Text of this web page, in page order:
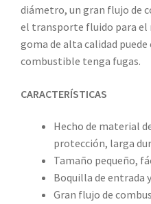
diámetro, un gran flujo de
el transporte fluido para el
goma de alta calidad
combustible tenga fugas.
CARACTERÍSTICAS
Hecho de material
protección, larga
Tamaño pequeño,
Boquilla de entrada
Gran flujo de